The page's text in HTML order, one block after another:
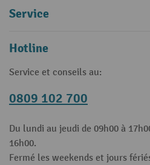
Service
Hotline
Service et conseils au:
0809 102 700
Du lundi au jeudi de 09h00 à
16h00.
Fermé les weekends et jours